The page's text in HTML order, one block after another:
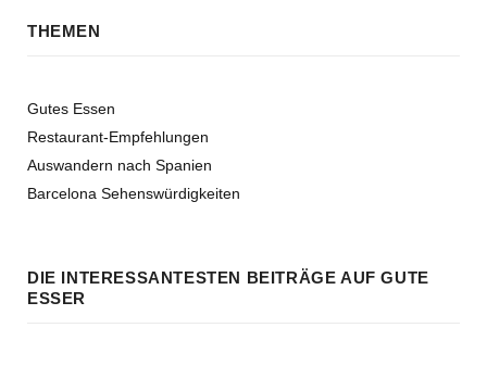
THEMEN
Gutes Essen
Restaurant-Empfehlungen
Auswandern nach Spanien
Barcelona Sehenswürdigkeiten
DIE INTERESSANTESTEN BEITRÄGE AUF GUTE
ESSER